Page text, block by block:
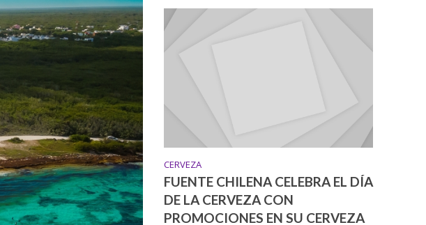
CERVEZA
FUENTE CHILENA CELEBRA EL DÍA
DE LA CERVEZA CON
PROMOCIONES EN SU CERVEZA